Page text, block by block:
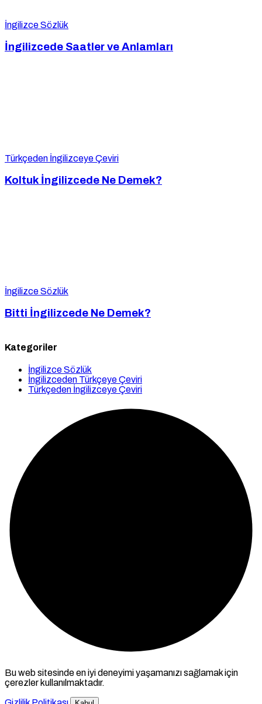
İngilizce Sözlük
İngilizcede Saatler ve Anlamları
Türkçeden İngilizceye Çeviri
Koltuk İngilizcede Ne Demek?
İngilizce Sözlük
Bitti İngilizcede Ne Demek?
Kategoriler
İngilizce Sözlük
İngilizceden Türkçeye Çeviri
Türkçeden İngilizceye Çeviri
Bu web sitesinde en iyi deneyimi yaşamanızı sağlamak için
çerezler kullanılmaktadır.